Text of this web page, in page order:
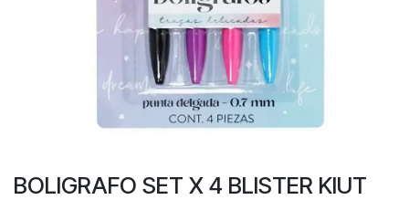
BOLIGRAFO SET X 4 BLISTER KIUT